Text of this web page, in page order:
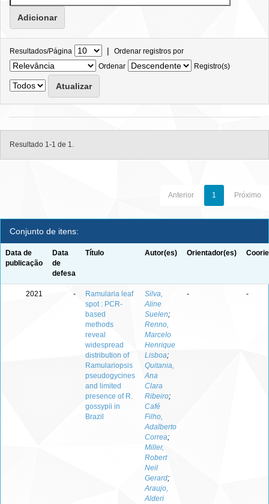
Resultados/Página | Ordenar registros por
Ordenar
Registro(s)
Resultado 1-1 de 1.
Anterior 1 Próximo
Conjunto de itens:
Data de
publicação
Data
de
defesa
Título Autor(es) Orientador(es)
2021 -
Ramularia leaf
spot : PCR-
based
methods
reveal
widespread
distribution of
Ramulariopsis
pseudogycines
and limited
presence of R.
gossypii in
Brazil
Silva,
Aline
Suelen;
Renno,
Marcelo
Henrique
Lisboa;
Quitania,
Ana
Clara
Ribeiro;
Café
Filho,
Adalberto
Correa;
Miller,
Robert
Neil
Gerard;
Araujo,
Alderi
- -